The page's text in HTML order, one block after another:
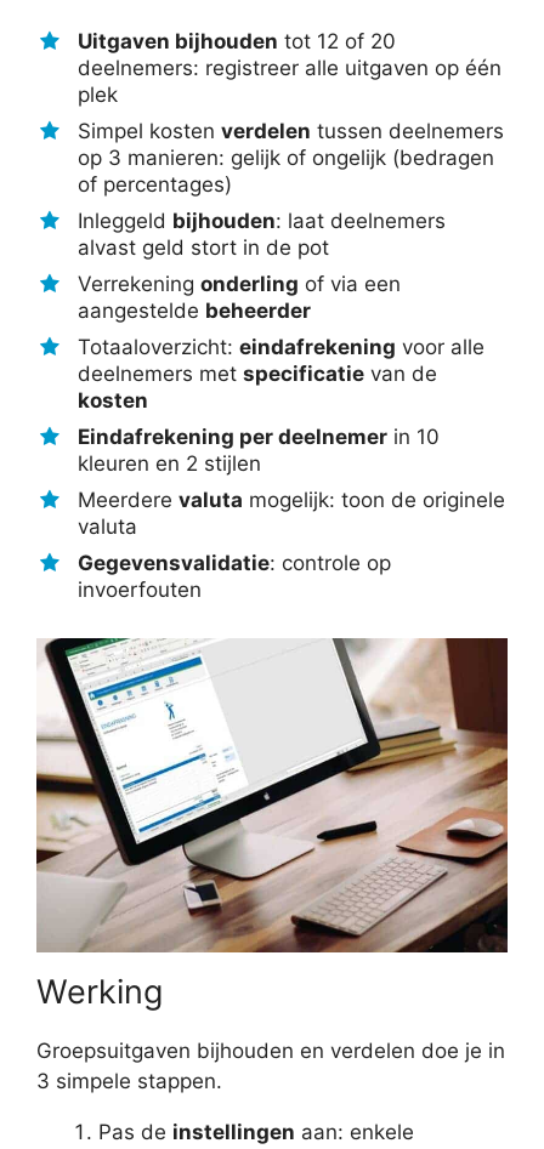
Uitgaven bijhouden tot 12 of 20
deelnemers: registreer alle uitgaven op één
plek
Simpel kosten verdelen tussen deelnemers
op 3 manieren: gelijk of ongelijk (bedragen
of percentages)
Inleggeld bijhouden: laat deelnemers
alvast geld stort in de pot
Verrekening onderling of via een
aangestelde beheerder
Totaaloverzicht: eindafrekening voor alle
deelnemers met specificatie van de
kosten
Eindafrekening per deelnemer in 10
kleuren en 2 stijlen
Meerdere valuta mogelijk: toon de originele
valuta
Gegevensvalidatie: controle op
invoerfouten
Werking
Groepsuitgaven bijhouden en verdelen doe je in
3 simpele stappen.
Pas de instellingen aan: enkele